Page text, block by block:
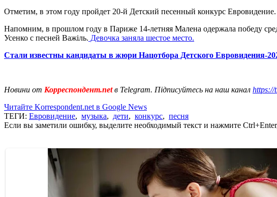
Отметим, в этом году пройдет 20-й Детский песенный конкурс
Напомним, в прошлом году в Париже 14-летняя Малена одержала победу
Усенко с песней Важіль. Девочка заняла шестое место.
Стали известны кандидаты в жюри Нацотбора Детского Евровидения-
Новини от Корреспондент.netв Telegram. Підписуйтесь на наш канал https://
Читайте Korrespondent.net в Google News
ТЕГИ: Евровидение, музыка, дети, конкурс, песня
Если вы заметили ошибку, выделите необходимый текст и нажмите